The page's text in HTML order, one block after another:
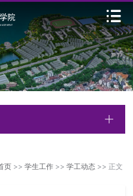
页>> 学生工作>> 学工动态>> 正文